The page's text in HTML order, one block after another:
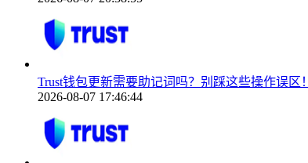
Trust钱包更新需要助记词吗？别踩这些操作误区！
2026-08-07 17:46:44